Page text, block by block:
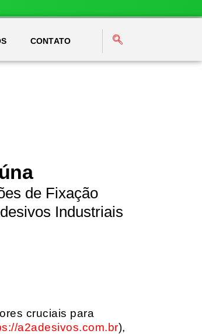
CONTATO
de Fixação
Industriais
cruciais para
a2adesivos.com.br),